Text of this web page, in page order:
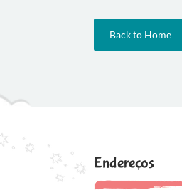
Back to Home
Endereços